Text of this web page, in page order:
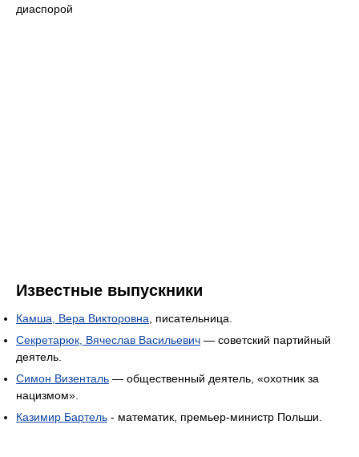
диаспорой
Известные выпускники
Камша, Вера Викторовна , писательница.
Секретарюк, Вячеслав Васильевич — советский партийный
деятель.
Симон Визенталь — общественный деятель, «охотник за
нацизмом».
Казимир Бартель - математик, премьер-министр Польши.